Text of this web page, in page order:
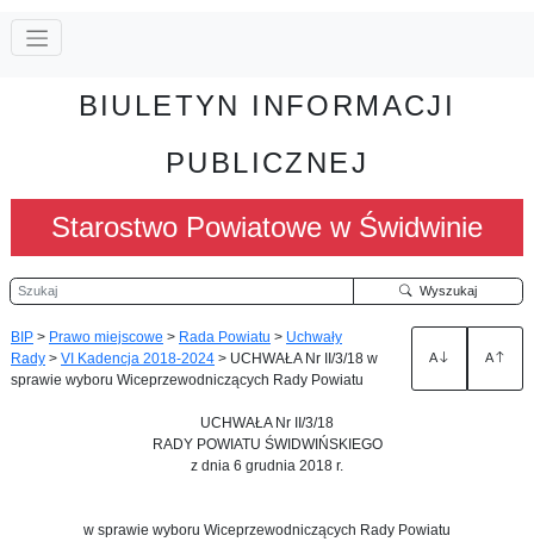
BIULETYN INFORMACJI
PUBLICZNEJ
Starostwo Powiatowe w Świdwinie
Szukaj Wyszukaj
BIP > Prawo miejscowe > Rada Powiatu > Uchwały
Rady > VI Kadencja 2018-2024 > UCHWAŁA Nr II/3/18 w
sprawie wyboru Wiceprzewodniczących Rady Powiatu
A A
UCHWAŁA Nr II/3/18
RADY POWIATU ŚWIDWIŃSKIEGO
z dnia 6 grudnia 2018 r.
w sprawie wyboru Wiceprzewodniczących Rady Powiatu